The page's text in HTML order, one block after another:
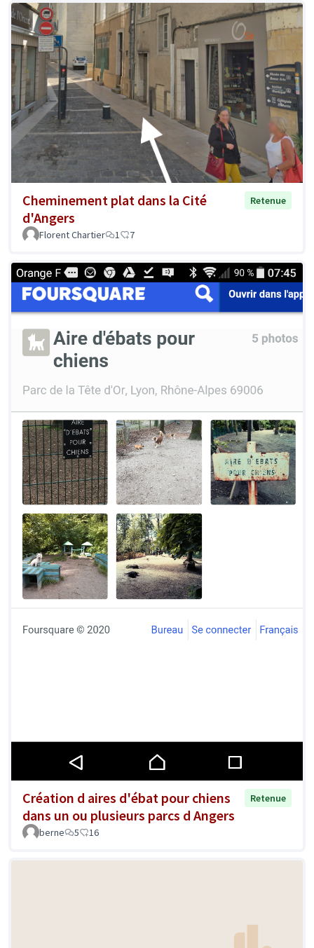
Cheminement plat dans la Cité
d'Angers
Retenue
Florent Chartier 1 7
Création d aires d'ébat pour chiens
dans un ou plusieurs parcs d Angers
Retenue
berne 5 16